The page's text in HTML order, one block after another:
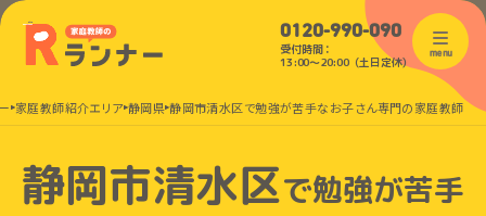
0120-990-090
受付時間：
13:00〜20:00（土日定休）
menu
家庭教師紹介エリア 静岡県 静岡市清水区で勉強が苦手なお子さん専門の家庭教師
静岡市清水区で勉強が苦手